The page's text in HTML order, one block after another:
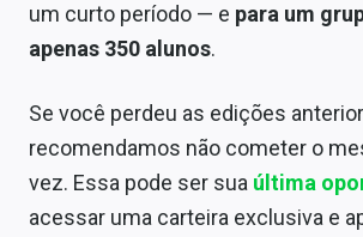
um curto período — e para um
apenas 350 alunos.
Se você perdeu as edições
recomendamos não cometer o
vez. Essa pode ser sua última
acessar uma carteira exclusiva e